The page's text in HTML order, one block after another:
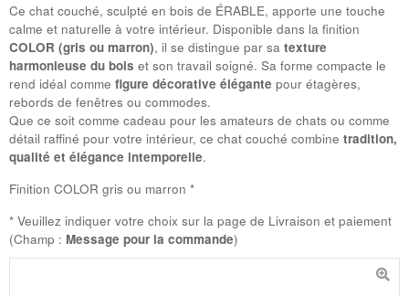
Ce chat couché, sculpté en bois de ÉRABLE, apporte une touche
calme et naturelle à votre intérieur. Disponible dans la finition
COLOR (gris ou marron), il se distingue par sa texture
harmonieuse du bois et son travail soigné. Sa forme compacte le
rend idéal comme figure décorative élégante pour étagères,
rebords de fenêtres ou commodes.
Que ce soit comme cadeau pour les amateurs de chats ou comme
détail raffiné pour votre intérieur, ce chat couché combine tradition,
qualité et élégance intemporelle.
Finition COLOR gris ou marron *
* Veuillez indiquer votre choix sur la page de Livraison et paiement
(Champ : Message pour la commande)